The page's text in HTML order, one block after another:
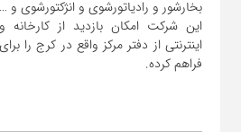
این شرکت امکان بازدید از
اینترنتی از دفتر مرکز واقع در کرج را
فراهم کرده.